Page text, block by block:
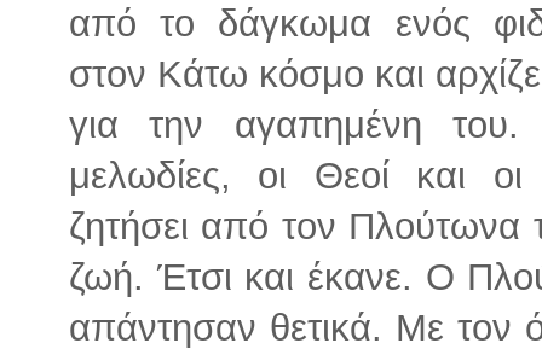
από το δάγκωμα ενός
στον Κάτω κόσμο και
για την αγαπημένη του.
μελωδίες, οι Θεοί και
ζητήσει από τον Πλούτωνα
ζωή. Έτσι και έκανε. Ο
απάντησαν θετικά. Με τον